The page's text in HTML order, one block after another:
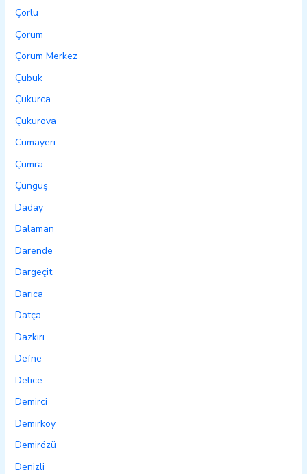
Çorlu
Çorum
Çorum Merkez
Çubuk
Çukurca
Çukurova
Cumayeri
Çumra
Çüngüş
Daday
Dalaman
Darende
Dargeçit
Darıca
Datça
Dazkırı
Defne
Delice
Demirci
Demirköy
Demirözü
Denizli